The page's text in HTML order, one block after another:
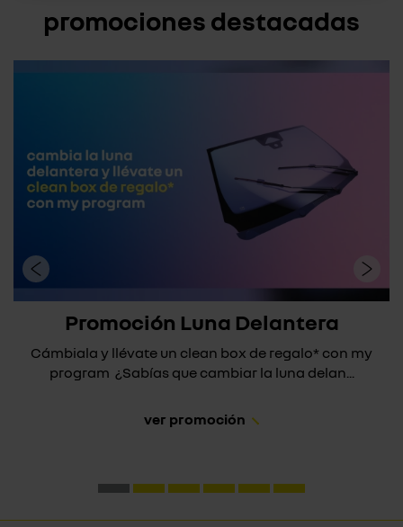
promociones destacadas
Promoción Luna Delantera
Cámbiala y llévate un clean box de regalo* con my
program ¿Sabías que cambiar la luna delan...
ver promoción